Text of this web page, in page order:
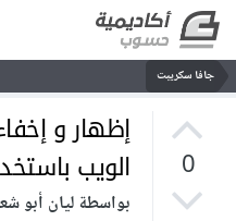
جافا سكريبت
0
إظهار و
الويب
بواسطة ليان أبو